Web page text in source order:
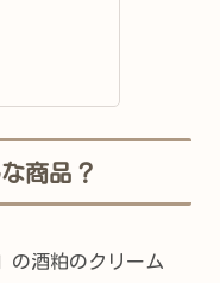
商品？
の酒粕のクリーム